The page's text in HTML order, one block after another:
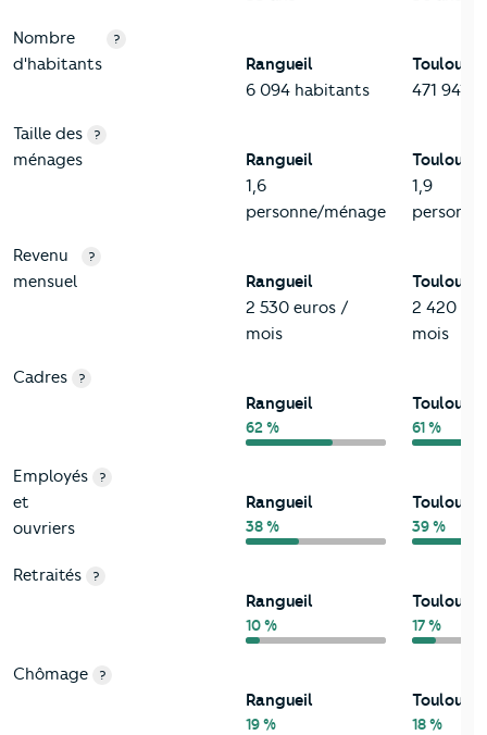
Nombre
d'habitants
?
Rangueil
6 094 habitants
Toulouse
471 941
Taille des
ménages
?
Rangueil
1,6
personne/ménage
Toulouse
1,9
Revenu
mensuel
?
Rangueil
2 530 euros /
mois
Toulouse
2 420
mois
Cadres ?
Rangueil
62 %
Toulouse
61 %
Employés
et
ouvriers
?
Rangueil
38 %
Toulouse
39 %
Retraités ?
Rangueil
10 %
Toulouse
17 %
Chômage ?
Rangueil
19 %
Toulouse
18 %